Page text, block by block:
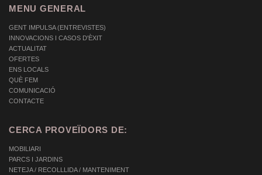
MENU GENERAL
GENT IMPULSA (ENTREVISTES)
INNOVACIONS I CASOS D'ÈXIT
ACTUALITAT
OFERTES
ENS LOCALS
QUÈ FEM
COMUNICACIÓ
CONTACTE
CERCA PROVEÏDORS DE:
MOBILIARI
PARCS I JARDINS
NETEJA / RECOLLLIDA / MANTENIMENT